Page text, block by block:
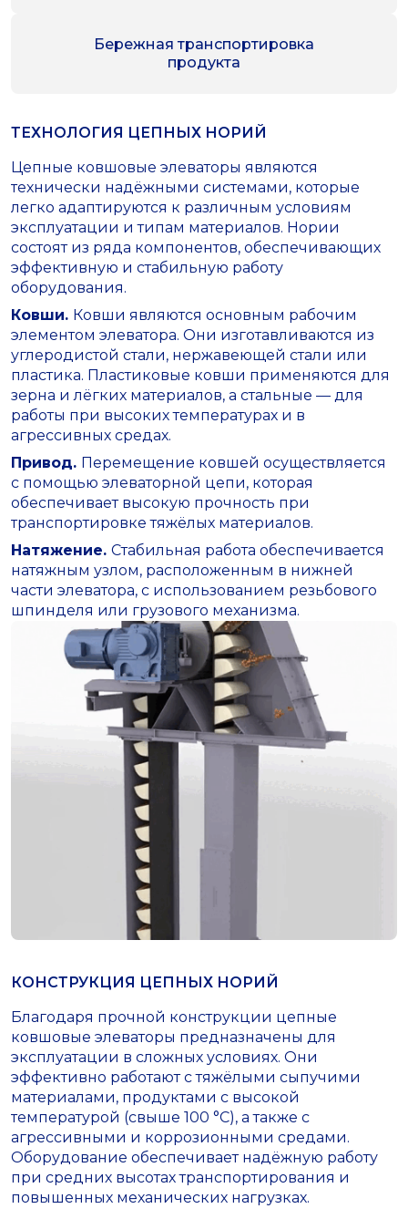
Бережная транспортировка
продукта
ТЕХНОЛОГИЯ ЦЕПНЫХ НОРИЙ
Цепные ковшовые элеваторы являются
технически надёжными системами, которые
легко адаптируются к различным условиям
эксплуатации и типам материалов. Нории
состоят из ряда компонентов, обеспечивающих
эффективную и стабильную работу
оборудования.
Ковши. Ковши являются основным рабочим
элементом элеватора. Они изготавливаются из
углеродистой стали, нержавеющей стали или
пластика. Пластиковые ковши применяются для
зерна и лёгких материалов, а стальные — для
работы при высоких температурах и в
агрессивных средах.
Привод. Перемещение ковшей осуществляется
с помощью элеваторной цепи, которая
обеспечивает высокую прочность при
транспортировке тяжёлых материалов.
Натяжение. Стабильная работа обеспечивается
натяжным узлом, расположенным в нижней
части элеватора, с использованием резьбового
шпинделя или грузового механизма.
КОНСТРУКЦИЯ ЦЕПНЫХ НОРИЙ
Благодаря прочной конструкции цепные
ковшовые элеваторы предназначены для
эксплуатации в сложных условиях. Они
эффективно работают с тяжёлыми сыпучими
материалами, продуктами с высокой
температурой (свыше 100 °C), а также с
агрессивными и коррозионными средами.
Оборудование обеспечивает надёжную работу
при средних высотах транспортирования и
повышенных механических нагрузках.